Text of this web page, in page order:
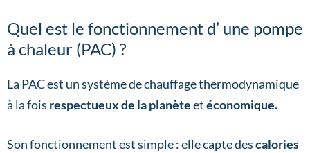
Quel est le fonctionnement d’ une pompe
à chaleur (PAC) ?
La PAC est un système de chauffage thermodynamique
à la fois respectueux de la planèteetéconomique.
Son fonctionnement est simple : elle capte descalories